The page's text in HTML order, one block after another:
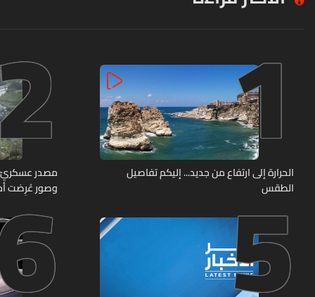
1
الحرارة إلى ارتفاع من جديد... إليكم تفاصيل
الطقس
وصور عُرِضت
5